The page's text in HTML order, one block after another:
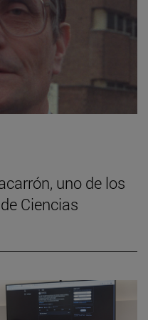
uno de los
Ciencias